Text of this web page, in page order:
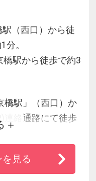
駅（西口）から徒
分。
橋駅から徒歩で約3
橋駅」（西口）か
連絡通路にて徒歩
OBP)へも大阪城ホ
セラドームにも乗
湯）を備え「水
見る